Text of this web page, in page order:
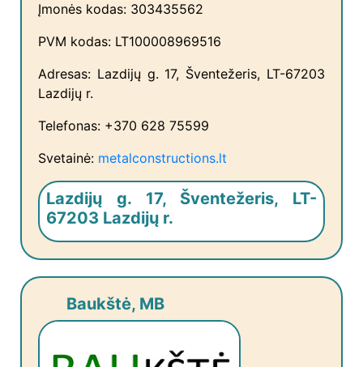
Įmonės kodas: 303435562
PVM kodas: LT100008969516
Adresas: Lazdijų g. 17, Šventežeris, LT-67203
Lazdijų r.
Telefonas: +370 628 75599
Svetainė: metalconstructions.lt
Lazdijų g. 17, Šventežeris, LT-
67203 Lazdijų r.
Baukštė, MB